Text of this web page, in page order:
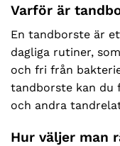
Varför är
En tandborste är
dagliga rutiner,
och fri från
tandborste kan du
och andra
Hur väljer man